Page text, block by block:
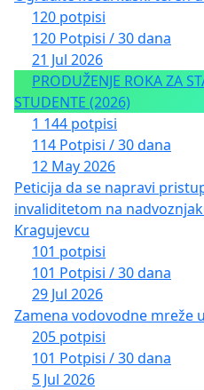
120 potpisi
120 Potpisi / 30 dana
21 Jul 2026
PRODUŽENJE ROKA ZA
STUDENTE (2026)
1 144 potpisi
114 Potpisi / 30 dana
12 May 2026
Peticija da se napravi
invaliditetom na
Kragujevcu
101 potpisi
101 Potpisi / 30 dana
29 Jul 2026
Zamena vodovodne mreže
205 potpisi
101 Potpisi / 30 dana
5 Jul 2026